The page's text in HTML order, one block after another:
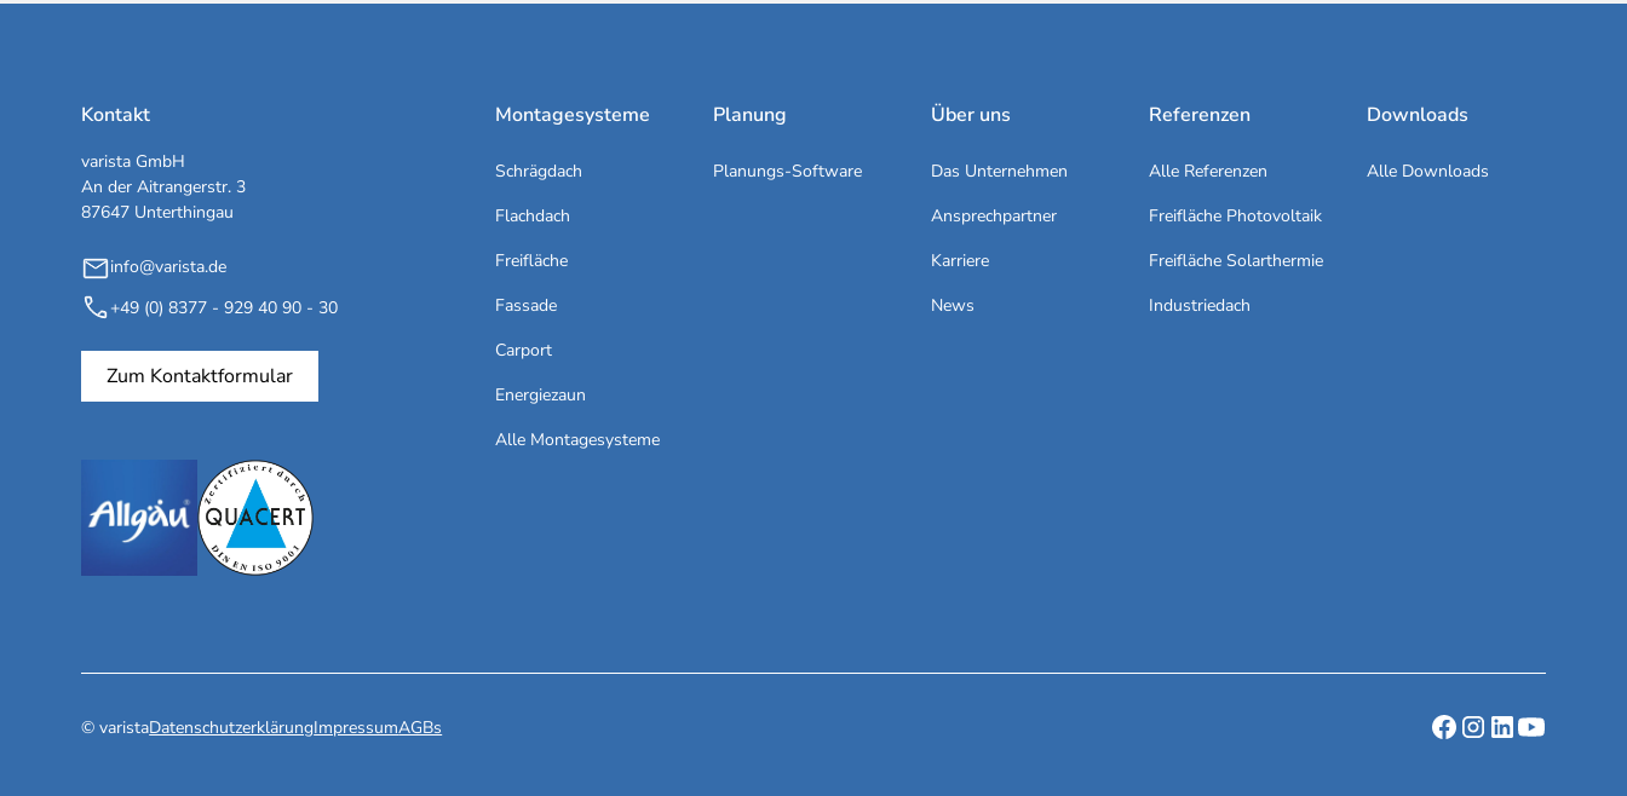
Kontakt
varista GmbH
An der Aitrangerstr. 3
87647 Unterthingau
info@varista.de
+49 (0) 8377 - 929 40 90 - 30
Zum Kontaktformular
Montagesysteme
Schrägdach
Flachdach
Freifläche
Fassade
Carport
Energiezaun
Alle Montagesysteme
Planung
Planungs-Software
Über uns
Das Unternehmen
Ansprechpartner
Karriere
News
Referenzen
Alle Referenzen
Freifläche Photovoltaik
Freifläche Solarthermie
Industriedach
Downloads
Alle Downloads
© varistaDatenschutzerklärungImpressumAGBs